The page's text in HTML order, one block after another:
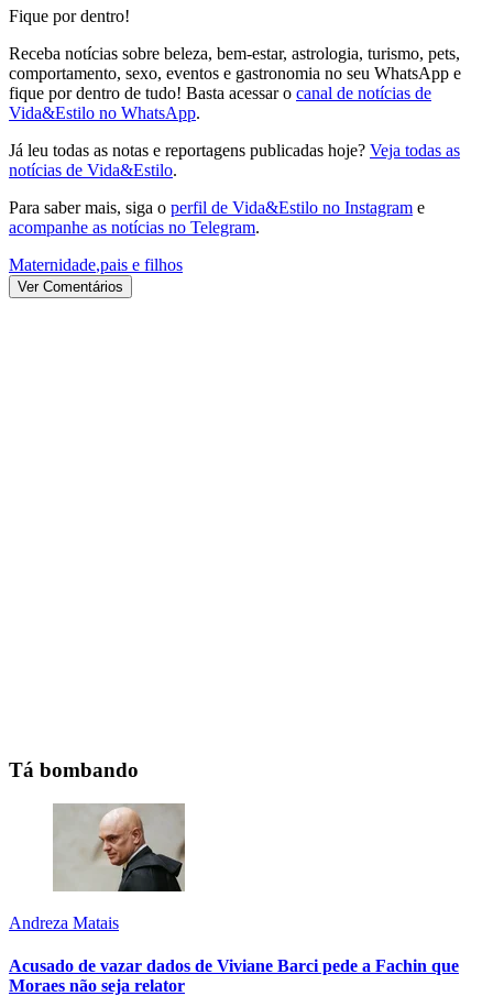
Fique por dentro!
Receba notícias sobre beleza, bem-estar, astrologia, turismo, pets,
comportamento, sexo, eventos e gastronomia no seu WhatsApp e
fique por dentro de tudo! Basta acessar o canal de notícias de
Vida&Estilo no WhatsApp.
Já leu todas as notas e reportagens publicadas hoje? Veja todas as
notícias de Vida&Estilo.
Para saber mais, siga o perfil de Vida&Estilo no Instagram e
acompanhe as notícias no Telegram.
Maternidade,pais e filhos
Ver Comentários
Tá bombando
Andreza Matais
Acusado de vazar dados de Viviane Barci pede a Fachin que
Moraes não seja relator